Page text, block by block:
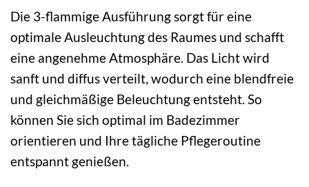
Die 3-flammige Ausführung sorgt für eine
optimale Ausleuchtung des Raumes und schafft
eine angenehme Atmosphäre. Das Licht wird
sanft und diffus verteilt, wodurch eine blendfreie
und gleichmäßige Beleuchtung entsteht. So
können Sie sich optimal im Badezimmer
orientieren und Ihre tägliche Pflegeroutine
entspannt genießen.